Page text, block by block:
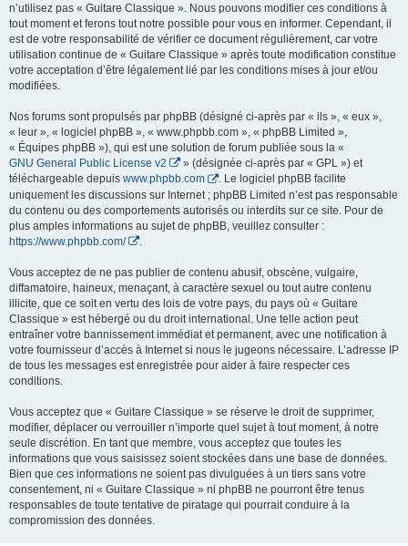
n’utilisez pas « Guitare Classique ». Nous pouvons modifier ces conditions à
tout moment et ferons tout notre possible pour vous en informer. Cependant, il
est de votre responsabilité de vérifier ce document régulièrement, car votre
utilisation continue de « Guitare Classique » après toute modification constitue
votre acceptation d’être légalement lié par les conditions mises à jour et/ou
modifiées.
Nos forums sont propulsés par phpBB (désigné ci-après par « ils », « eux »,
« leur », « logiciel phpBB », « www.phpbb.com », « phpBB Limited »,
« Équipes phpBB »), qui est une solution de forum publiée sous la «
GNU General Public License v2
» (désignée ci-après par « GPL ») et
téléchargeable depuis www.phpbb.com
. Le logiciel phpBB facilite
uniquement les discussions sur Internet ; phpBB Limited n’est pas responsable
du contenu ou des comportements autorisés ou interdits sur ce site. Pour de
plus amples informations au sujet de phpBB, veuillez consulter :
https://www.phpbb.com/
Vous acceptez de ne pas publier de contenu abusif, obscène, vulgaire,
diffamatoire, haineux, menaçant, à caractère sexuel ou tout autre contenu
illicite, que ce soit en vertu des lois de votre pays, du pays où « Guitare
Classique » est hébergé ou du droit international. Une telle action peut
entraîner votre bannissement immédiat et permanent, avec une notification à
votre fournisseur d’accès à Internet si nous le jugeons nécessaire. L’adresse IP
de tous les messages est enregistrée pour aider à faire respecter ces
conditions.
Vous acceptez que « Guitare Classique » se réserve le droit de supprimer,
modifier, déplacer ou verrouiller n’importe quel sujet à tout moment, à notre
seule discrétion. En tant que membre, vous acceptez que toutes les
informations que vous saisissez soient stockées dans une base de données.
Bien que ces informations ne soient pas divulguées à un tiers sans votre
consentement, ni « Guitare Classique » ni phpBB ne pourront être tenus
responsables de toute tentative de piratage qui pourrait conduire à la
compromission des données.